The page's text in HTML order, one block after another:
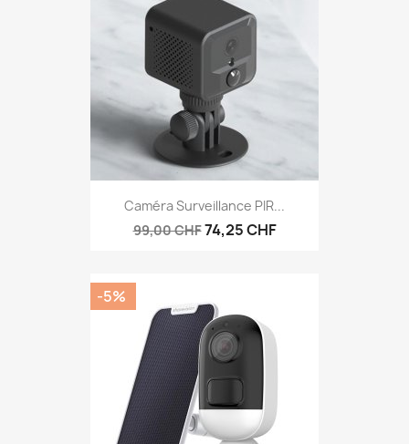
Caméra Surveillance PIR...
99,00 CHF74,25 CHF
-5%